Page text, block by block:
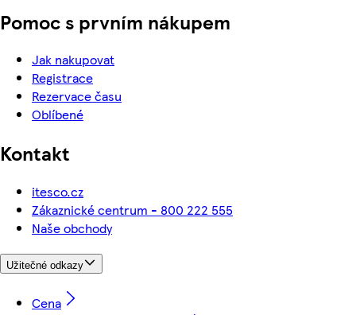
Pomoc s prvním nákupem
Jak nakupovat
Registrace
Rezervace času
Oblíbené
Kontakt
itesco.cz
Zákaznické centrum - 800 222 555
Naše obchody
Užitečné odkazy
Cena